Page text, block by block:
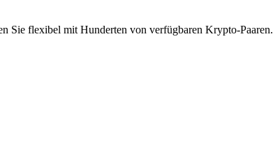
Sie flexibel mit Hunderten von verfügbaren Krypto-Paaren.